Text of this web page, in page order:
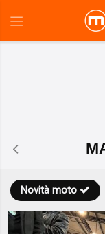
Novità moto